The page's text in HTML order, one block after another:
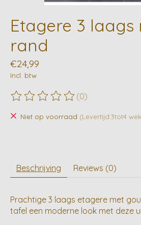
Etagere 3
rand
€24,99
Incl. btw
De beoordeling van dit product is
(0)
Niet op voorraad (Levertijd:3tot4
Beschrijving Reviews (0)
Prachtige 3 laags etagere met
tafel een moderne look met deze